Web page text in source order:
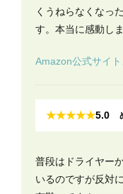
くうねらなくなっ
す。本当に感動し
Amazon公式サイ
★★★★★5.0
普段はドライヤー
いるのですが反対